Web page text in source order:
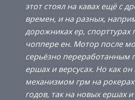
этот стоял на кавах ещё с
времен, и на разных,
дорожниках ер, спорттурах
чоппере ен. Мотор после
серьёзно переработанным
ершах и версусах. Но как он
механизмом грм на
годов, так на новых ершах и